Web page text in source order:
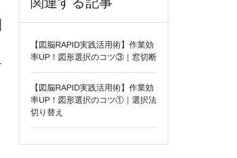
【図脳RAPID実践活用術】作業効
率UP！図形選択のコツ③｜窓切断
【図脳RAPID実践活用術】作業効
率UP！図形選択のコツ①｜選択法
切り替え